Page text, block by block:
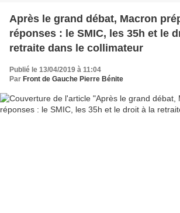
Après le grand débat, Macron
réponses : le SMIC, les 35h et le
retraite dans le collimateur
Publié le 13/04/2019 à 11:04
Par Front de Gauche Pierre Bénite